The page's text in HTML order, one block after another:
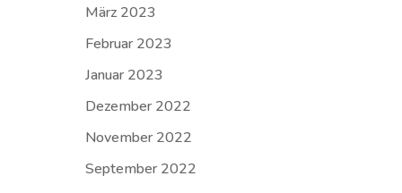
März 2023
Februar 2023
Januar 2023
Dezember 2022
November 2022
September 2022